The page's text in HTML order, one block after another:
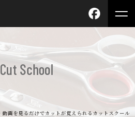
Cut School
動画を見るだけでカットが覚えられるカットスクール